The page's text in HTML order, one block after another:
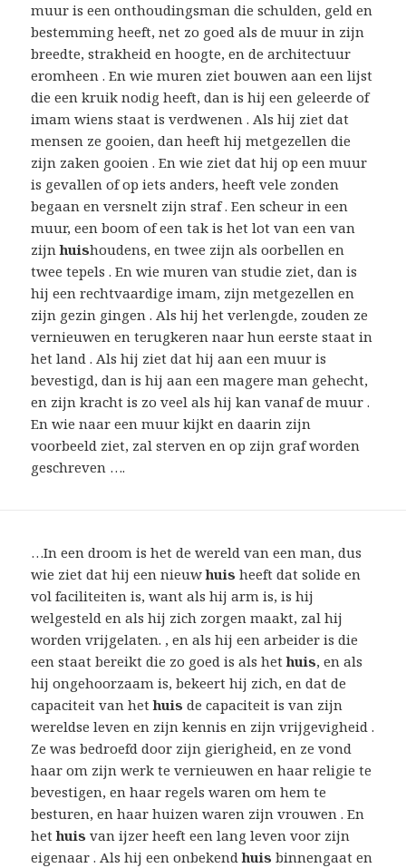
muur is een onthoudingsman die schulden, geld en
bestemming heeft, net zo goed als de muur in zijn
breedte, strakheid en hoogte, en de architectuur
eromheen . En wie muren ziet bouwen aan een lijst
die een kruik nodig heeft, dan is hij een geleerde of
imam wiens staat is verdwenen . Als hij ziet dat
mensen ze gooien, dan heeft hij metgezellen die
zijn zaken gooien . En wie ziet dat hij op een muur
is gevallen of op iets anders, heeft vele zonden
begaan en versnelt zijn straf . Een scheur in een
muur, een boom of een tak is het lot van een van
zijnhuishoudens, en twee zijn als oorbellen en
twee tepels . En wie muren van studie ziet, dan is
hij een rechtvaardige imam, zijn metgezellen en
zijn gezin gingen . Als hij het verlengde, zouden ze
vernieuwen en terugkeren naar hun eerste staat in
het land . Als hij ziet dat hij aan een muur is
bevestigd, dan is hij aan een magere man gehecht,
en zijn kracht is zo veel als hij kan vanaf de muur .
En wie naar een muur kijkt en daarin zijn
voorbeeld ziet, zal sterven en op zijn graf worden
geschreven ….
…In een droom is het de wereld van een man, dus
wie ziet dat hij een nieuwhuis heeft dat solide en
vol faciliteiten is, want als hij arm is, is hij
welgesteld en als hij zich zorgen maakt, zal hij
worden vrijgelaten. , en als hij een arbeider is die
een staat bereikt die zo goed is als hethuis, en als
hij ongehoorzaam is, bekeert hij zich, en dat de
capaciteit van hethuis de capaciteit is van zijn
wereldse leven en zijn kennis en zijn vrijgevigheid .
Ze was bedroefd door zijn gierigheid, en ze vond
haar om zijn werk te vernieuwen en haar religie te
bevestigen, en haar regels waren om hem te
besturen, en haar huizen waren zijn vrouwen . En
hethuis van ijzer heeft een lang leven voor zijn
eigenaar . Als hij een onbekendhuis binnengaat en